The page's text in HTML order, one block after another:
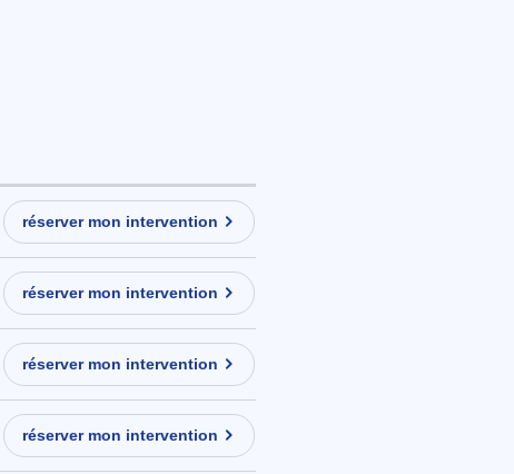
réserver mon intervention
réserver mon intervention
réserver mon intervention
réserver mon intervention